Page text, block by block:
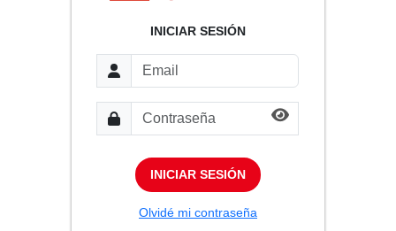
INICIAR SESIÓN
INICIAR SESIÓN
Olvidé mi contraseña